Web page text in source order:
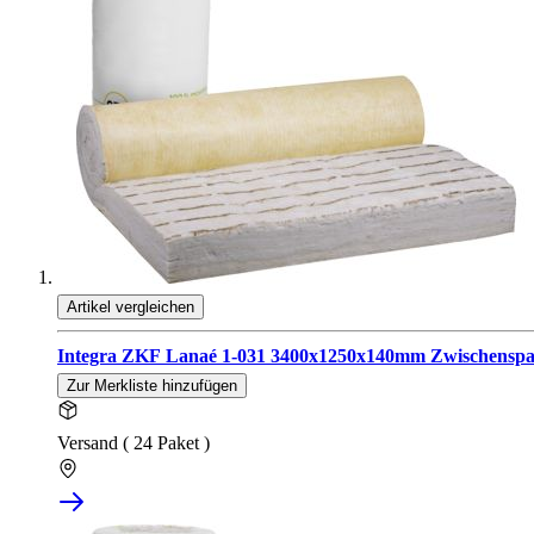
Artikel vergleichen
Integra ZKF Lanaé 1-031 3400x1250x140mm
Zur Merkliste hinzufügen
Versand ( 24 Paket )